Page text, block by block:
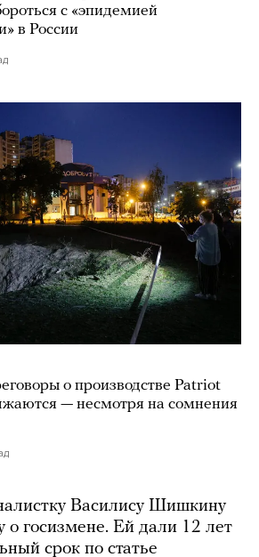
с «эпидемией
в России
о производстве Patriot
— несмотря на сомнения
Василису Шишкину
о госизмене. Ей дали 12 лет
срок по статье